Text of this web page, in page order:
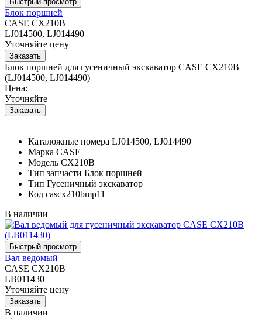
Блок поршней
CASE CX210B
LJ014500, LJ014490
Уточняйте цену
Блок поршней для гусеничный экскаватор CASE CX210B
(LJ014500, LJ014490)
Цена:
Уточняйте
Каталожные номера LJ014500, LJ014490
Марка CASE
Модель CX210B
Тип запчасти Блок поршней
Тип Гусеничный экскаватор
Код cascx210bmp11
В наличии
Вал ведомый
CASE CX210B
LB011430
Уточняйте цену
В наличии